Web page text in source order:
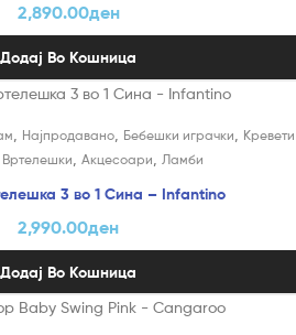
2,890.00ден
Додај Во Кошница
Најпродавано, Бебешки играчки
Вртелешки Акцесоари Ламби
3 во 1 Сина – Infantino
2,990.00ден
Додај Во Кошница